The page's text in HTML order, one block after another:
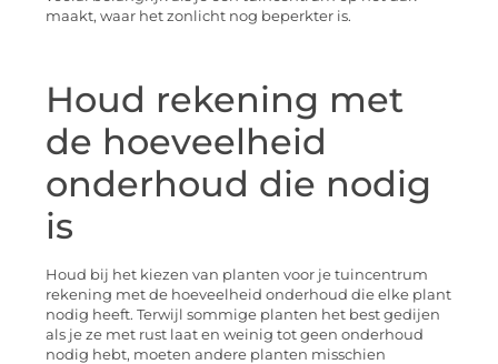
maakt, waar het zonlicht nog beperkter is.
Houd rekening met
de hoeveelheid
onderhoud die nodig
is
Houd bij het kiezen van planten voor je tuincentrum
rekening met de hoeveelheid onderhoud die elke plant
nodig heeft. Terwijl sommige planten het best gedijen
als je ze met rust laat en weinig tot geen onderhoud
nodig hebt, moeten andere planten misschien